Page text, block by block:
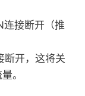
连接断开（推
断开，这将关
。